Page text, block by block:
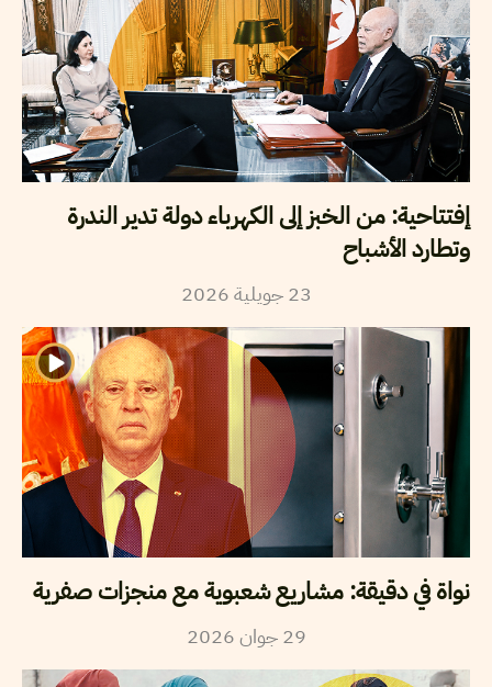
إفتتاحية: من الخبز إلى الكهرباء دولة تدير الندرة
وتطارد الأشباح
23 جويلية2026
نواة في دقيقة: مشاريع شعبوية مع منجزات صفرية
29 جوان2026